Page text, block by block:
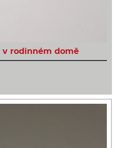
v rodinném domě